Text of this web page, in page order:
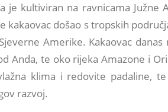
je kultiviran na ravnicama Južne
kakaovac došao s tropskih
Amerike. Kakaovac
Anda, te oko rijeka Amazone i
klima i redovite padaline,
razvoj.